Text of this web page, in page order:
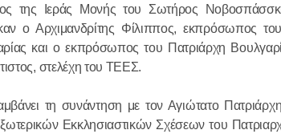
της Ιεράς Μονής του Σωτήρος
ο Αρχιμανδρίτης Φίλιππος, εκπρόσωπος
και ο εκπρόσωπος του Πατριάρχη
στελέχη του ΤΕΕΣ.
τη συνάντηση με τον Αγιώτατο
Εκκλησιαστικών Σχέσεων του
συνομιλία
18.12.2025